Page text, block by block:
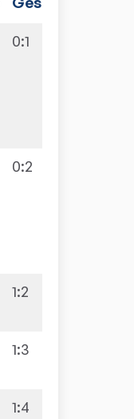
0:1
0:2
1:2
1:3
1:4